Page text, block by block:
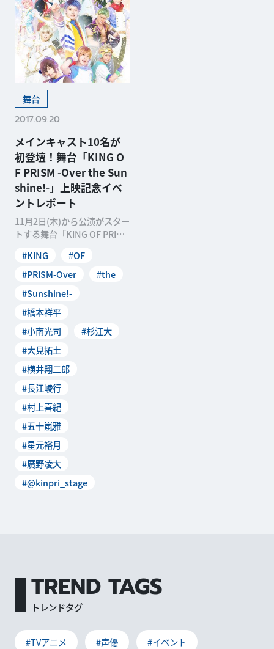
舞台
2017.09.20
メインキャスト10名が
初登壇！舞台「KING O
F PRISM -Over the Sun
shine!-」上映記念イベ
ントレポート
11月2日(木)から公演がスター
トする舞台「KING OF PRISM
#KING
#OF
#PRISM-Over
#the
#Sunshine!-
#橋本祥平
#小南光司
#杉江大
#大見拓土
#横井翔二郎
#長江崚行
#村上喜紀
#五十嵐雅
#星元裕月
#廣野凌大
#@kinpri_stage
TREND TAGS
トレンドタグ
#TVアニメ #声優 #イベント